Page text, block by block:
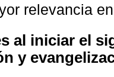
relevancia
al iniciar el
y